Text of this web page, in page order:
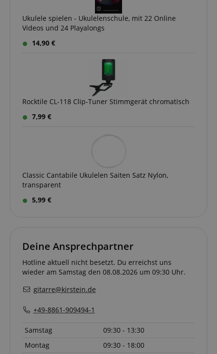
Ukulele spielen - Ukulelenschule, mit 22 Online
Videos und 24 Playalongs
14,90 €
Rocktile CL-118 Clip-Tuner Stimmgerät chromatisch
7,99 €
Classic Cantabile Ukulelen Saiten Satz Nylon,
transparent
5,99 €
Deine Ansprechpartner
Hotline aktuell nicht besetzt. Du erreichst uns
wieder am Samstag den 08.08.2026 um 09:30 Uhr.
gitarre@kirstein.de
+49-8861-909494-1
Samstag
09:30 - 13:30
Montag
09:30 - 18:00